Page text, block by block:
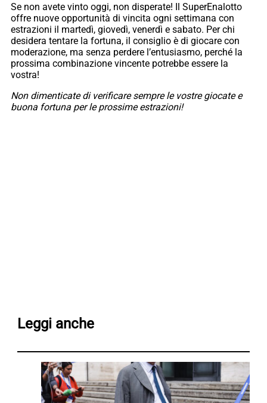
Se non avete vinto oggi, non disperate! Il SuperEnalotto
offre nuove opportunità di vincita ogni settimana con
estrazioni il martedì, giovedì, venerdì e sabato. Per chi
desidera tentare la fortuna, il consiglio è di giocare con
moderazione, ma senza perdere l’entusiasmo, perché la
prossima combinazione vincente potrebbe essere la
vostra!
Non dimenticate di verificare sempre le vostre giocate e
buona fortuna per le prossime estrazioni!
Leggi anche